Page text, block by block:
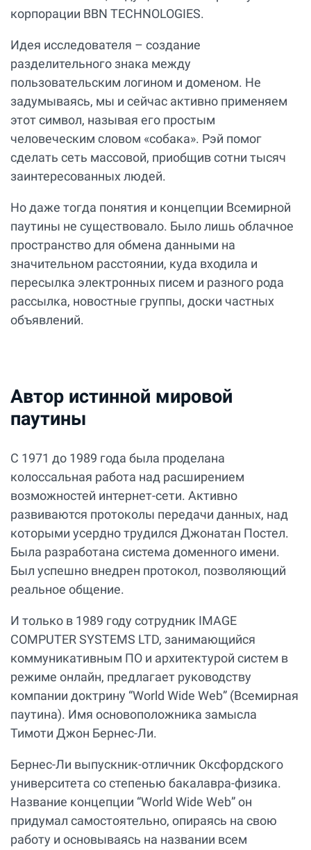
корпорации BBN TECHNOLOGIES.
Идея исследователя – создание
разделительного знака между
пользовательским логином и доменом. Не
задумываясь, мы и сейчас активно применяем
этот символ, называя его простым
человеческим словом «собака». Рэй помог
сделать сеть массовой, приобщив сотни тысяч
заинтересованных людей.
Но даже тогда понятия и концепции Всемирной
паутины не существовало. Было лишь облачное
пространство для обмена данными на
значительном расстоянии, куда входила и
пересылка электронных писем и разного рода
рассылка, новостные группы, доски частных
объявлений.
Автор истинной мировой
паутины
С 1971 до 1989 года была проделана
колоссальная работа над расширением
возможностей интернет-сети. Активно
развиваются протоколы передачи данных, над
которыми усердно трудился Джонатан Постел.
Была разработана система доменного имени.
Был успешно внедрен протокол, позволяющий
реальное общение.
И только в 1989 году сотрудник IMAGE
COMPUTER SYSTEMS LTD, занимающийся
коммуникативным ПО и архитектурой систем в
режиме онлайн, предлагает руководству
компании доктрину “World Wide Web” (Всемирная
паутина). Имя основоположника замысла
Тимоти Джон Бернес-Ли.
Бернес-Ли выпускник-отличник Оксфордского
университета со степенью бакалавра-физика.
Название концепции “World Wide Web” он
придумал самостоятельно, опираясь на свою
работу и основываясь на названии всем